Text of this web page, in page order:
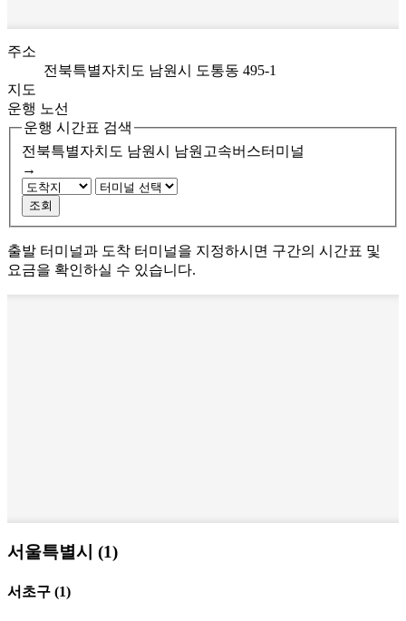
주소
전북특별자치도 남원시 도통동 495-1
지도
운행 노선
운행 시간표 검색
전북특별자치도 남원시
남원고속버스터미널
→
조회
출발 터미널과 도착 터미널을 지정하시면 구간의 시간표 및
요금을 확인하실 수 있습니다.
서울특별시 (1)
서초구 (1)